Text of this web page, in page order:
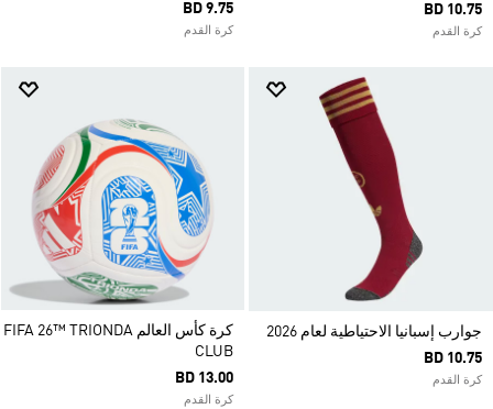
BD 10.75
كرة القدم
BD 9.75
كرة القدم
جوارب إسبانيا الاحتياطية لعام 2026
BD 10.75
كرة القدم
كرة كأس العالم FIFA 26™ TRIONDA
CLUB
BD 13.00
كرة القدم